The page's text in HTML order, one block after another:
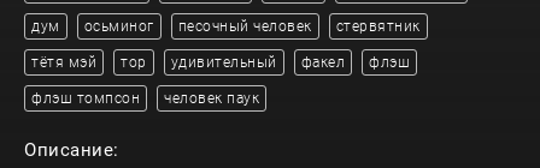
дум осьминог песочный человек стервятник
тётя мэй тор удивительный факел флэш
флэш томпсон человек паук
Описание: